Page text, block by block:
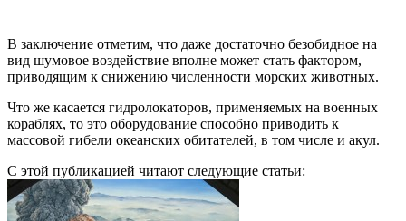
В заключение отметим, что даже достаточно безобидное на
вид шумовое воздействие вполне может стать фактором,
приводящим к снижению численности морских животных.
Что же касается гидролокаторов, применяемых на военных
кораблях, то это оборудование способно приводить к
массовой гибели океанских обитателей, в том числе и акул.
С этой публикацией читают следующие статьи: